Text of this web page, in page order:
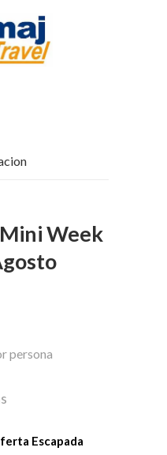
Mini Week
persona
Escapada